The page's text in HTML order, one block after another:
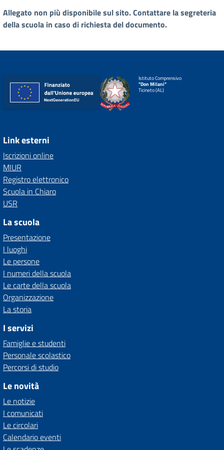
Allegato non più disponibile sul sito. Contattare la segreteria
della scuola in caso di richiesta del documento.
Istituto Comprensivo
"Don Milani"
Ticineto (AL)
Link esterni
Iscrizioni online
MIUR
Registro elettronico
Scuola in Chiaro
USR
La scuola
Presentazione
I luoghi
Le persone
I numeri della scuola
Le carte della scuola
Organizzazione
La storia
I servizi
Famiglie e studenti
Personale scolastico
Percorsi di studio
Le novità
Le notizie
I comunicati
Le circolari
Calendario eventi